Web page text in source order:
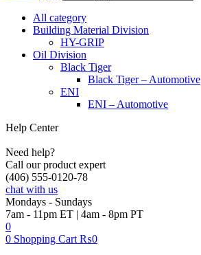
All category
Building Material Division
HY-GRIP
Oil Division
Black Tiger
Black Tiger – Automotive
ENI
ENI – Automotive
Help Center
Need help?
Call our product expert
(406) 555-0120-78
chat with us
Mondays - Sundays
7am - 11pm ET | 4am - 8pm PT
0
0 Shopping Cart ₨0